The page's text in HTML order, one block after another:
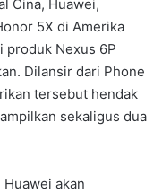
Cina, Huawei,
5X di Amerika
produk Nexus 6P
Dilansir dari Phone
tersebut hendak
sekaligus dua
akan